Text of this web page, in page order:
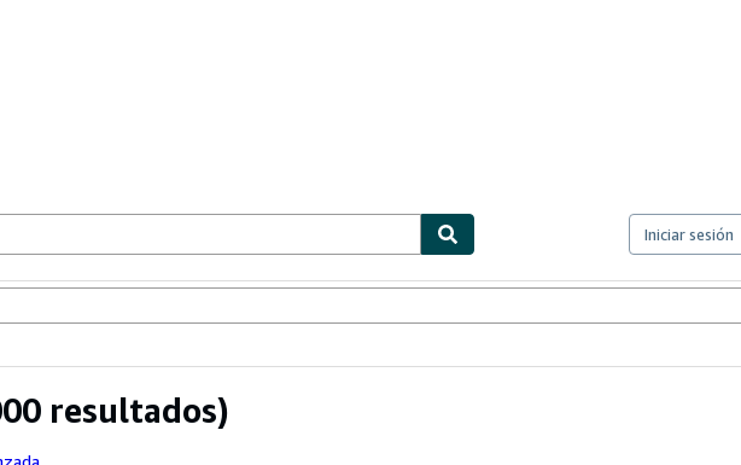
Iniciar sesión
resultados)